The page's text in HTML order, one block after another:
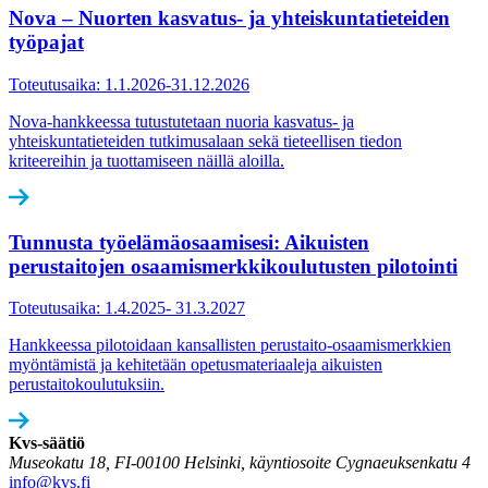
Nova – Nuorten kasvatus- ja yhteiskuntatieteiden
työpajat
Toteutusaika: 1.1.2026-31.12.2026
Nova-hankkeessa tutustutetaan nuoria kasvatus- ja
yhteiskuntatieteiden tutkimusalaan sekä tieteellisen tiedon
kriteereihin ja tuottamiseen näillä aloilla.
Tunnusta työelämäosaamisesi: Aikuisten
perustaitojen osaamismerkkikoulutus­ten pilotointi
Toteutusaika: 1.4.2025- 31.3.2027
Hankkeessa pilotoidaan kansallisten perustaito-osaamismerkkien
myöntämistä ja kehitetään opetusmateriaaleja aikuisten
perustaitokoulutuksiin.
Kvs-säätiö
Museokatu 18, FI-00100 Helsinki, käyntiosoite Cygnaeuksenkatu 4
info@kvs.fi